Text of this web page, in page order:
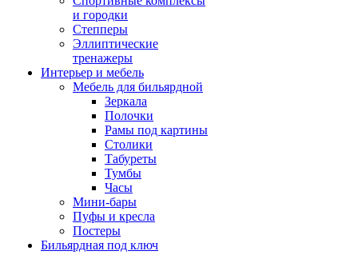
и городки
Степперы
Эллиптические
тренажеры
Интерьер и мебель
Мебель для бильярдной
Зеркала
Полочки
Рамы под картины
Столики
Табуреты
Тумбы
Часы
Мини-бары
Пуфы и кресла
Постеры
Бильярдная под ключ